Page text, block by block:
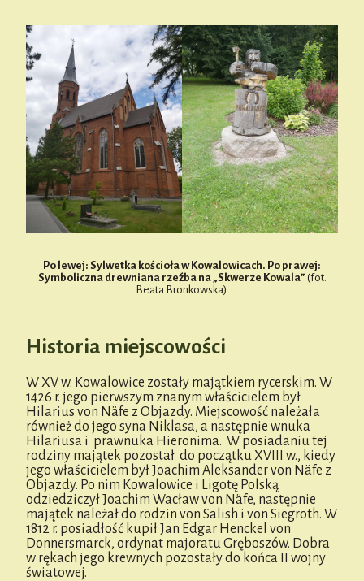
Po lewej: Sylwetka kościoła w Kowalowicach. Po prawej:
Symboliczna drewniana rzeźba na „Skwerze Kowala” (fot.
Beata Bronkowska).
Historia miejscowości
W XV w. Kowalowice zostały majątkiem rycerskim. W
1426 r. jego pierwszym znanym właścicielem był
Hilarius von Näfe z Objazdy. Miejscowość należała
również do jego syna Niklasa, a następnie wnuka
Hilariusa i prawnuka Hieronima. W posiadaniu tej
rodziny majątek pozostał do początku XVIII w., kiedy
jego właścicielem był Joachim Aleksander von Näfe z
Objazdy. Po nim Kowalowice i Ligotę Polską
odziedziczył Joachim Wacław von Näfe, następnie
majątek należał do rodzin von Salish i von Siegroth. W
1812 r. posiadłość kupił Jan Edgar Henckel von
Donnersmarck, ordynat majoratu Gręboszów. Dobra
w rękach jego krewnych pozostały do końca II wojny
światowej.